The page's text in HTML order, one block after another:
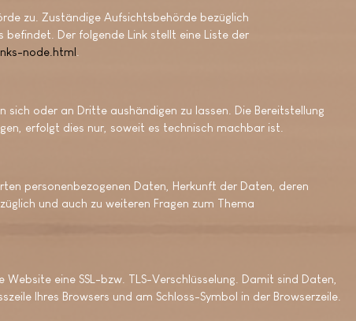
zu. Zuständige Aufsichtsbehörde bezüglich
Der folgende Link stellt eine Liste der
node.html
oder an Dritte aushändigen zu lassen. Die Bereitstellung
erfolgt dies nur, soweit es technisch machbar ist.
personenbezogenen Daten, Herkunft der Daten, deren
und auch zu weiteren Fragen zum Thema
eine SSL-bzw. TLS-Verschlüsselung. Damit sind Daten,
Ihres Browsers und am Schloss-Symbol in der Browserzeile.